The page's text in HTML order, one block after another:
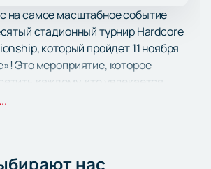
на самое масштабное событие
стадионный турнир Hardcore
который пройдет 11 ноября
Это мероприятие, которое
каждому, кто увлекается
окунуться в атмосферу настоящей
один из лучших кулачных
нас